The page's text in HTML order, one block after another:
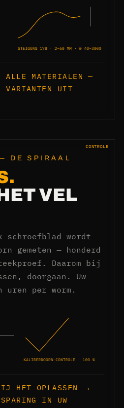
STEIGUNG 178 · 2–60 MM · Ø 40–3000
ALLE MATERIALEN —
UIT
CONTROLE
DE SPIRAAL
VEL
wordt
gemeten — honderd
Daarom bij
doorgaan. Uw
uren per worm.
KALIBERDOORN-CONTROLE · 100 %
HET OPLASSEN →
IN UW